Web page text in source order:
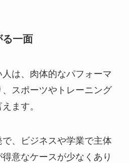
る一面
は、肉体的なパフォーマ
スポーツやトレーニング
ます。
、ビジネスや学業で主体
意なケースが少なくあり